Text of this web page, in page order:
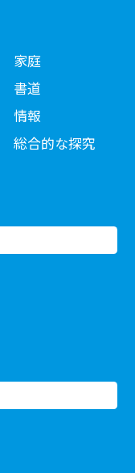
家庭
書道
情報
総合的な探究